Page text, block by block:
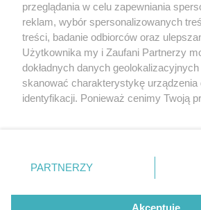
1 / 3
Policja ruda slaska
Nie zapomnij
zapoznać się z:
polityką prywatności regulamin
Twojemiasto
Piekary Śląskie
Chorzów
Tarnowskie Góry
Gliwice
Kontakt
Wydawca
Redakcja
przeglądania w celu zapewniania
reklam, wybór spersonalizowanych
treści, badanie odbiorców oraz
Użytkownika my i Zaufani Partnerzy
dokładnych danych
skanować charakterystykę urządzenia
identyfikacji. Ponieważ cenimy Twoją
prywatności znajdujący się w lewym
. Niektóre rodzaje przetwarzania
zgody użytkownika, ale masz prawo
takiemu przetwarzaniu. Preferencje
PARTNERZY
Akceptuję